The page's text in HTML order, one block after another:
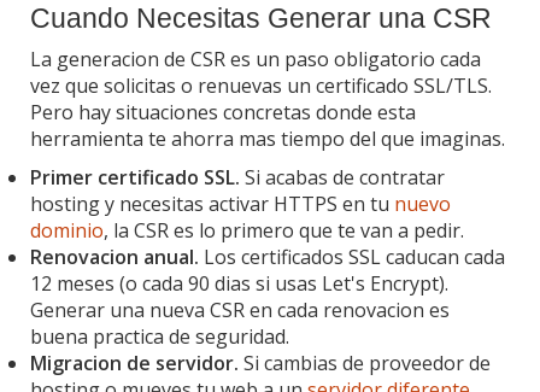
Cuando Necesitas Generar una CSR
La generacion de CSR es un paso obligatorio cada
vez que solicitas o renuevas un certificado SSL/TLS.
Pero hay situaciones concretas donde esta
herramienta te ahorra mas tiempo del que imaginas.
Primer certificado SSL. Si acabas de contratar
hosting y necesitas activar HTTPS en tu nuevo
dominio, la CSR es lo primero que te van a pedir.
Renovacion anual. Los certificados SSL caducan cada
12 meses (o cada 90 dias si usas Let's Encrypt).
Generar una nueva CSR en cada renovacion es
buena practica de seguridad.
Migracion de servidor. Si cambias de proveedor de